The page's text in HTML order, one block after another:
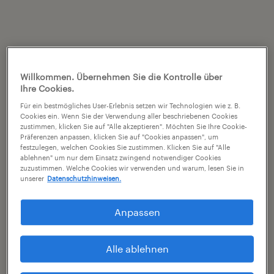
Willkommen. Übernehmen Sie die Kontrolle über
Ihre Cookies.
Für ein bestmögliches User-Erlebnis setzen wir Technologien wie z. B.
Cookies ein. Wenn Sie der Verwendung aller beschriebenen Cookies
zustimmen, klicken Sie auf "Alle akzeptieren". Möchten Sie Ihre Cookie-
Präferenzen anpassen, klicken Sie auf "Cookies anpassen", um
festzulegen, welchen Cookies Sie zustimmen. Klicken Sie auf "Alle
ablehnen" um nur dem Einsatz zwingend notwendiger Cookies
zuzustimmen. Welche Cookies wir verwenden und warum, lesen Sie in
unserer Datenschutzhinweisen.
Anpassen
Alle ablehnen